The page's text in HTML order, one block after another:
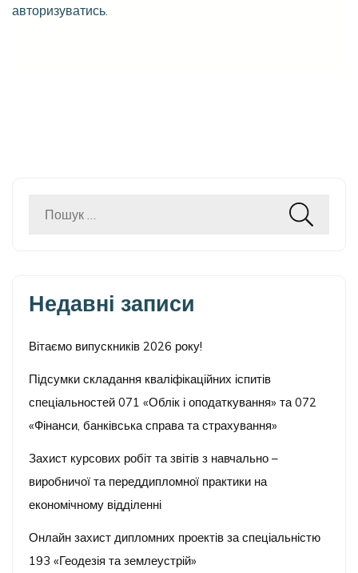
авторизуватись.
Пошук:
Недавні записи
Вітаємо випускників 2026 року!
Підсумки складання кваліфікаційних іспитів
спеціальностей 071 «Облік і оподаткування» та 072
«Фінанси, банківська справа та страхування»
Захист курсових робіт та звітів з навчально –
виробничої та переддипломної практики на
економічному відділенні
Онлайн захист дипломних проектів за спеціальністю
193 «Геодезія та землеустрій»